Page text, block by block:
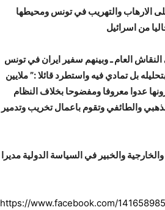
الارهاب والتهريب في تونس ومحيطها
العام ـ وبينهم سفير ايران في تونس
بل تمادي فيه واستطرد قائلا :” ملايين
عدوا معروفا ومفضوحا بخلاف النظام
والطائفي وتقوم باعمال تخريب وتدمير
والخارجية والخبير في السياسة الدولية مديرا
https://www.facebook.com/